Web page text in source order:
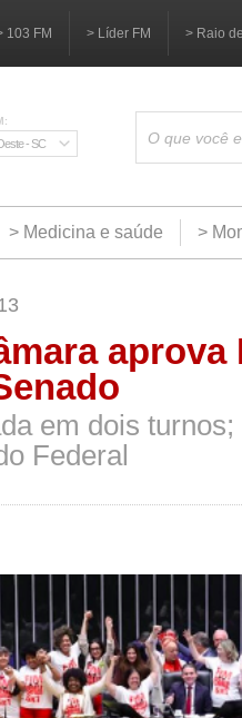
103 FM > Líder FM > Raio
- SC
> Medicina e saúde >
aprova
em dois
Federal